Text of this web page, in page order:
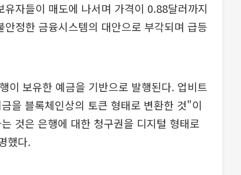
자들이 매도에 나서며 가격이 0.88달러까지
정한 금융시스템의 대안으로 부각되며 급등
이 보유한 예금을 기반으로 발행된다. 업비트
을 블록체인상의 토큰 형태로 변환한 것"이
것은 은행에 대한 청구권을 디지털 형태로
했다.